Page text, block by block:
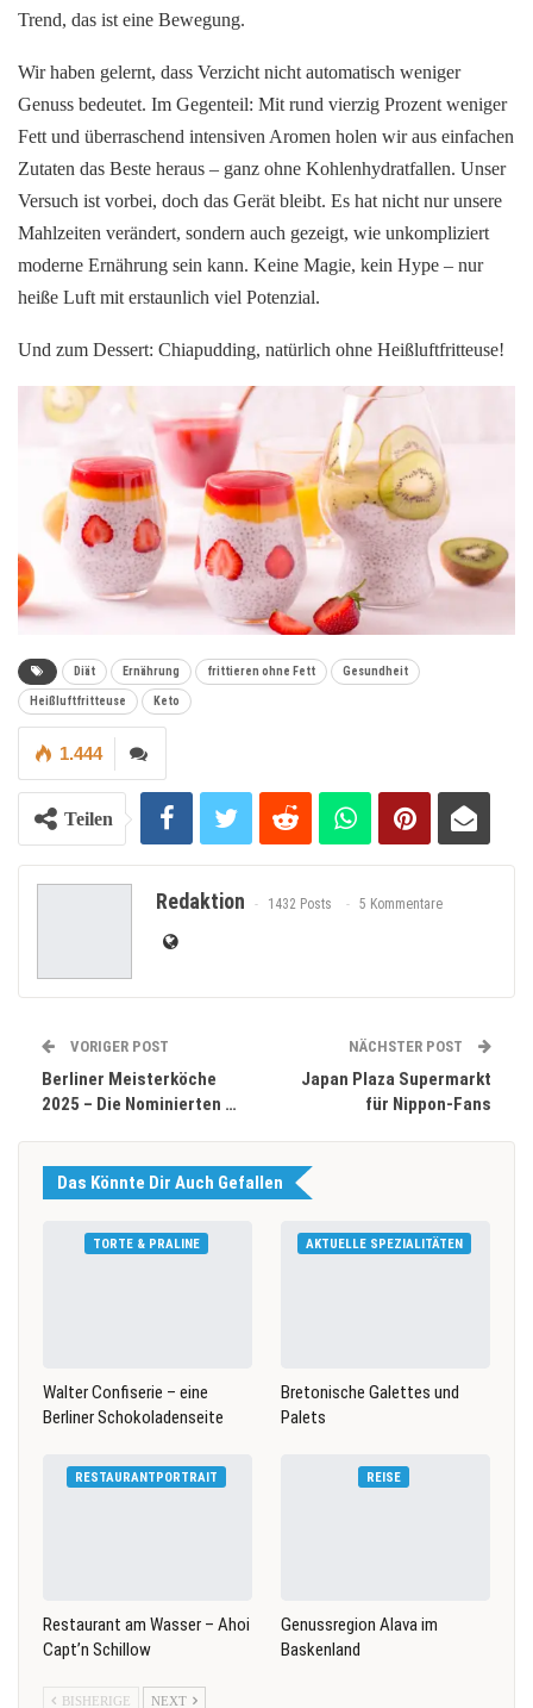
Trend, das ist eine Bewegung.
Wir haben gelernt, dass Verzicht nicht automatisch weniger
Genuss bedeutet. Im Gegenteil: Mit rund vierzig Prozent weniger
Fett und überraschend intensiven Aromen holen wir aus einfachen
Zutaten das Beste heraus – ganz ohne Kohlenhydratfallen. Unser
Versuch ist vorbei, doch das Gerät bleibt. Es hat nicht nur unsere
Mahlzeiten verändert, sondern auch gezeigt, wie unkompliziert
moderne Ernährung sein kann. Keine Magie, kein Hype – nur
heiße Luft mit erstaunlich viel Potenzial.
Und zum Dessert: Chiapudding, natürlich ohne Heißluftfritteuse!
Diät Ernährung frittieren ohne Fett Gesundheit
Heißluftfritteuse Keto
1.444
Teilen
Redaktion 1432 Posts 5 Kommentare
VORIGER POST
Berliner Meisterköche
2025 – Die Nominierten …
NÄCHSTER POST
Japan Plaza Supermarkt
für Nippon-Fans
Das Könnte Dir Auch Gefallen
TORTE & PRALINE
Walter Confiserie – eine
Berliner Schokoladenseite
AKTUELLE SPEZIALITÄTEN
Bretonische Galettes und
Palets
RESTAURANTPORTRAIT
Restaurant am Wasser – Ahoi
Capt’n Schillow
REISE
Genussregion Alava im
Baskenland
BISHERIGE NEXT